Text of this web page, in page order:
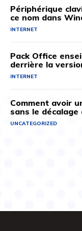
Périphérique
ce nom dans
INTERNET
Pack Office
derrière la
INTERNET
Comment avoir
sans le
UNCATEGORIZED